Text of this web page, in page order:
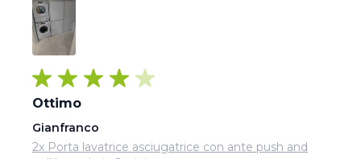
Ottimo
Gianfranco
2x Porta lavatrice asciugatrice con ante push and